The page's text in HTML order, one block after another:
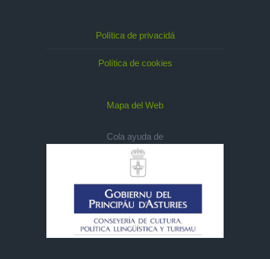
Política de privacidá
Política de cookies
Mapa del Web
Cola ayuda de